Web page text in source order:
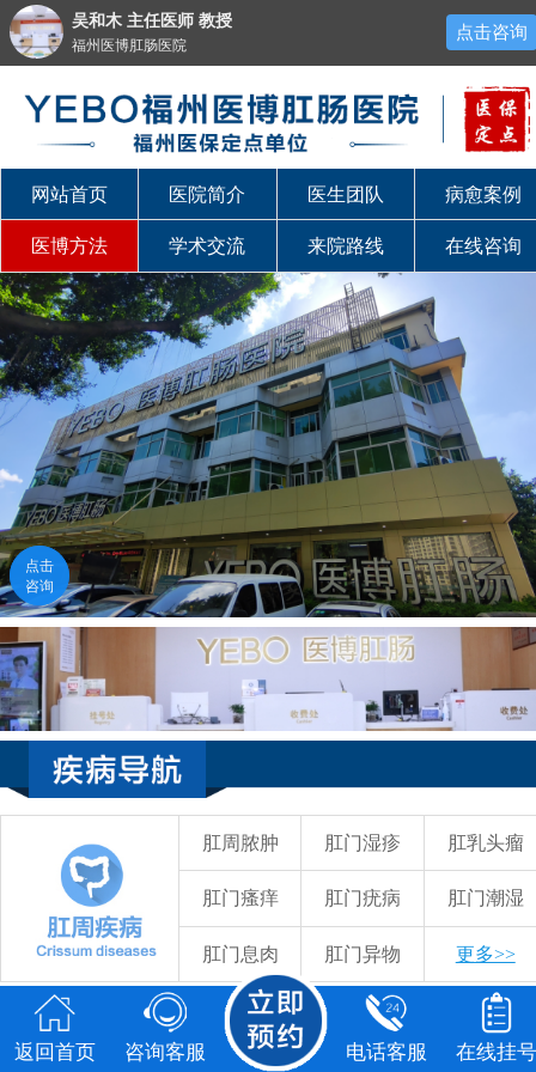
点击
咨询
福州医博肛肠医院
点击咨询